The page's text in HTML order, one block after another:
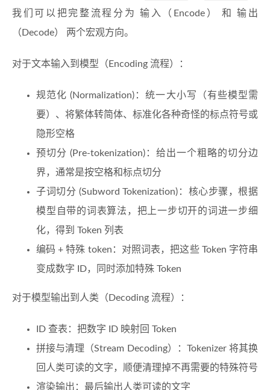
我们可以把完整流程分为 输入（Encode） 和 输出
（Decode） 两个宏观方向。
对于文本输入到模型（Encoding 流程）：
规范化 (Normalization)：统一大小写（有些模型需
要）、将繁体转简体、标准化各种奇怪的标点符号或
隐形空格
预切分 (Pre-tokenization)：给出一个粗略的切分边
界，通常是按空格和标点切分
子词切分 (Subword Tokenization)：核心步骤，根据
模型自带的词表算法，把上一步切开的词进一步细
化，得到 Token 列表
编码 + 特殊 token：对照词表，把这些 Token 字符串
变成数字 ID，同时添加特殊 Token
对于模型输出到人类（Decoding 流程）：
ID 查表：把数字 ID 映射回 Token
拼接与清理（Stream Decoding）：Tokenizer 将其换
回人类可读的文字，顺便清理掉不再需要的特殊符号
渲染输出：最后输出人类可读的文字